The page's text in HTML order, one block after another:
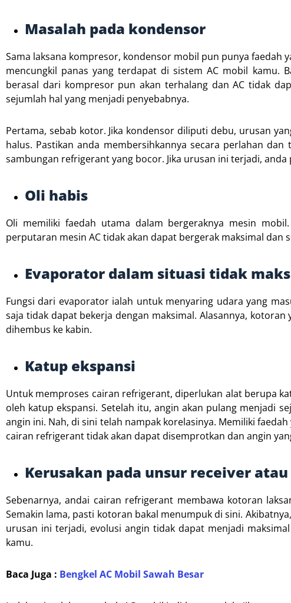
Masalah pada kondensor
Sama laksana kompresor, kondensor mobil pun punya faedah
mencungkil panas yang terdapat di sistem AC mobil kamu.
berasal dari kompresor pun akan terhalang dan AC tidak
sejumlah hal yang menjadi penyebabnya.
Pertama, sebab kotor. Jika kondensor diliputi debu, urusan
halus. Pastikan anda membersihkannya secara perlahan
sambungan refrigerant yang bocor. Jika urusan ini terjadi,
Oli habis
Oli memiliki faedah utama dalam bergeraknya mesin
perputaran mesin AC tidak akan dapat bergerak maksimal dan
Evaporator dalam situasi tidak
Fungsi dari evaporator ialah untuk menyaring udara yang
saja tidak dapat bekerja dengan maksimal. Alasannya,
dihembus ke kabin.
Katup ekspansi
Untuk memproses cairan refrigerant, diperlukan alat berupa
oleh katup ekspansi. Setelah itu, angin akan pulang menjadi
angin ini. Nah, di sini telah nampak korelasinya. Memiliki
cairan refrigerant tidak akan dapat disemprotkan dan angin
Kerusakan pada unsur receiver
Sebenarnya, andai cairan refrigerant membawa kotoran
Semakin lama, pasti kotoran bakal menumpuk di sini.
urusan ini terjadi, evolusi angin tidak dapat menjadi
kamu.
Baca Juga : Bengkel AC Mobil Sawah Besar